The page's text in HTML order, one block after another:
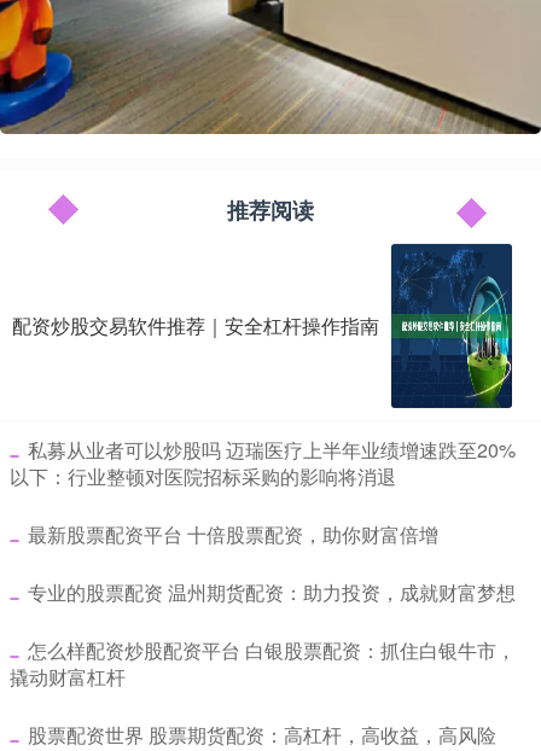
推荐阅读
配资炒股交易软件推荐｜安全杠杆操作指南
​私募从业者可以炒股吗 迈瑞医疗上半年业绩增速跌至20%
以下：行业整顿对医院招标采购的影响将消退
​最新股票配资平台 十倍股票配资，助你财富倍增
​专业的股票配资 温州期货配资：助力投资，成就财富梦想
​怎么样配资炒股配资平台 白银股票配资：抓住白银牛市，
撬动财富杠杆
​股票配资世界 股票期货配资：高杠杆，高收益，高风险